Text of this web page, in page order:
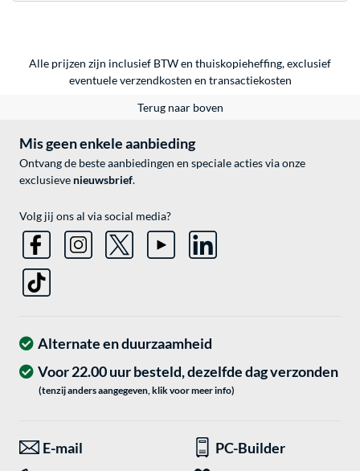
Alle prijzen zijn inclusief BTW en thuiskopieheffing, exclusief
eventueleverzendkosten en transactiekosten
Terug naar boven
Mis geen enkele aanbieding
Ontvang de beste aanbiedingen en speciale acties via onze
exclusieve nieuwsbrief.
Volg jij ons al via social media?
Alternate en duurzaamheid
Voor 22.00 uur besteld, dezelfde dag verzonden
(tenzij anders aangegeven, klik voor meer info)
E-mail
PC-Builder